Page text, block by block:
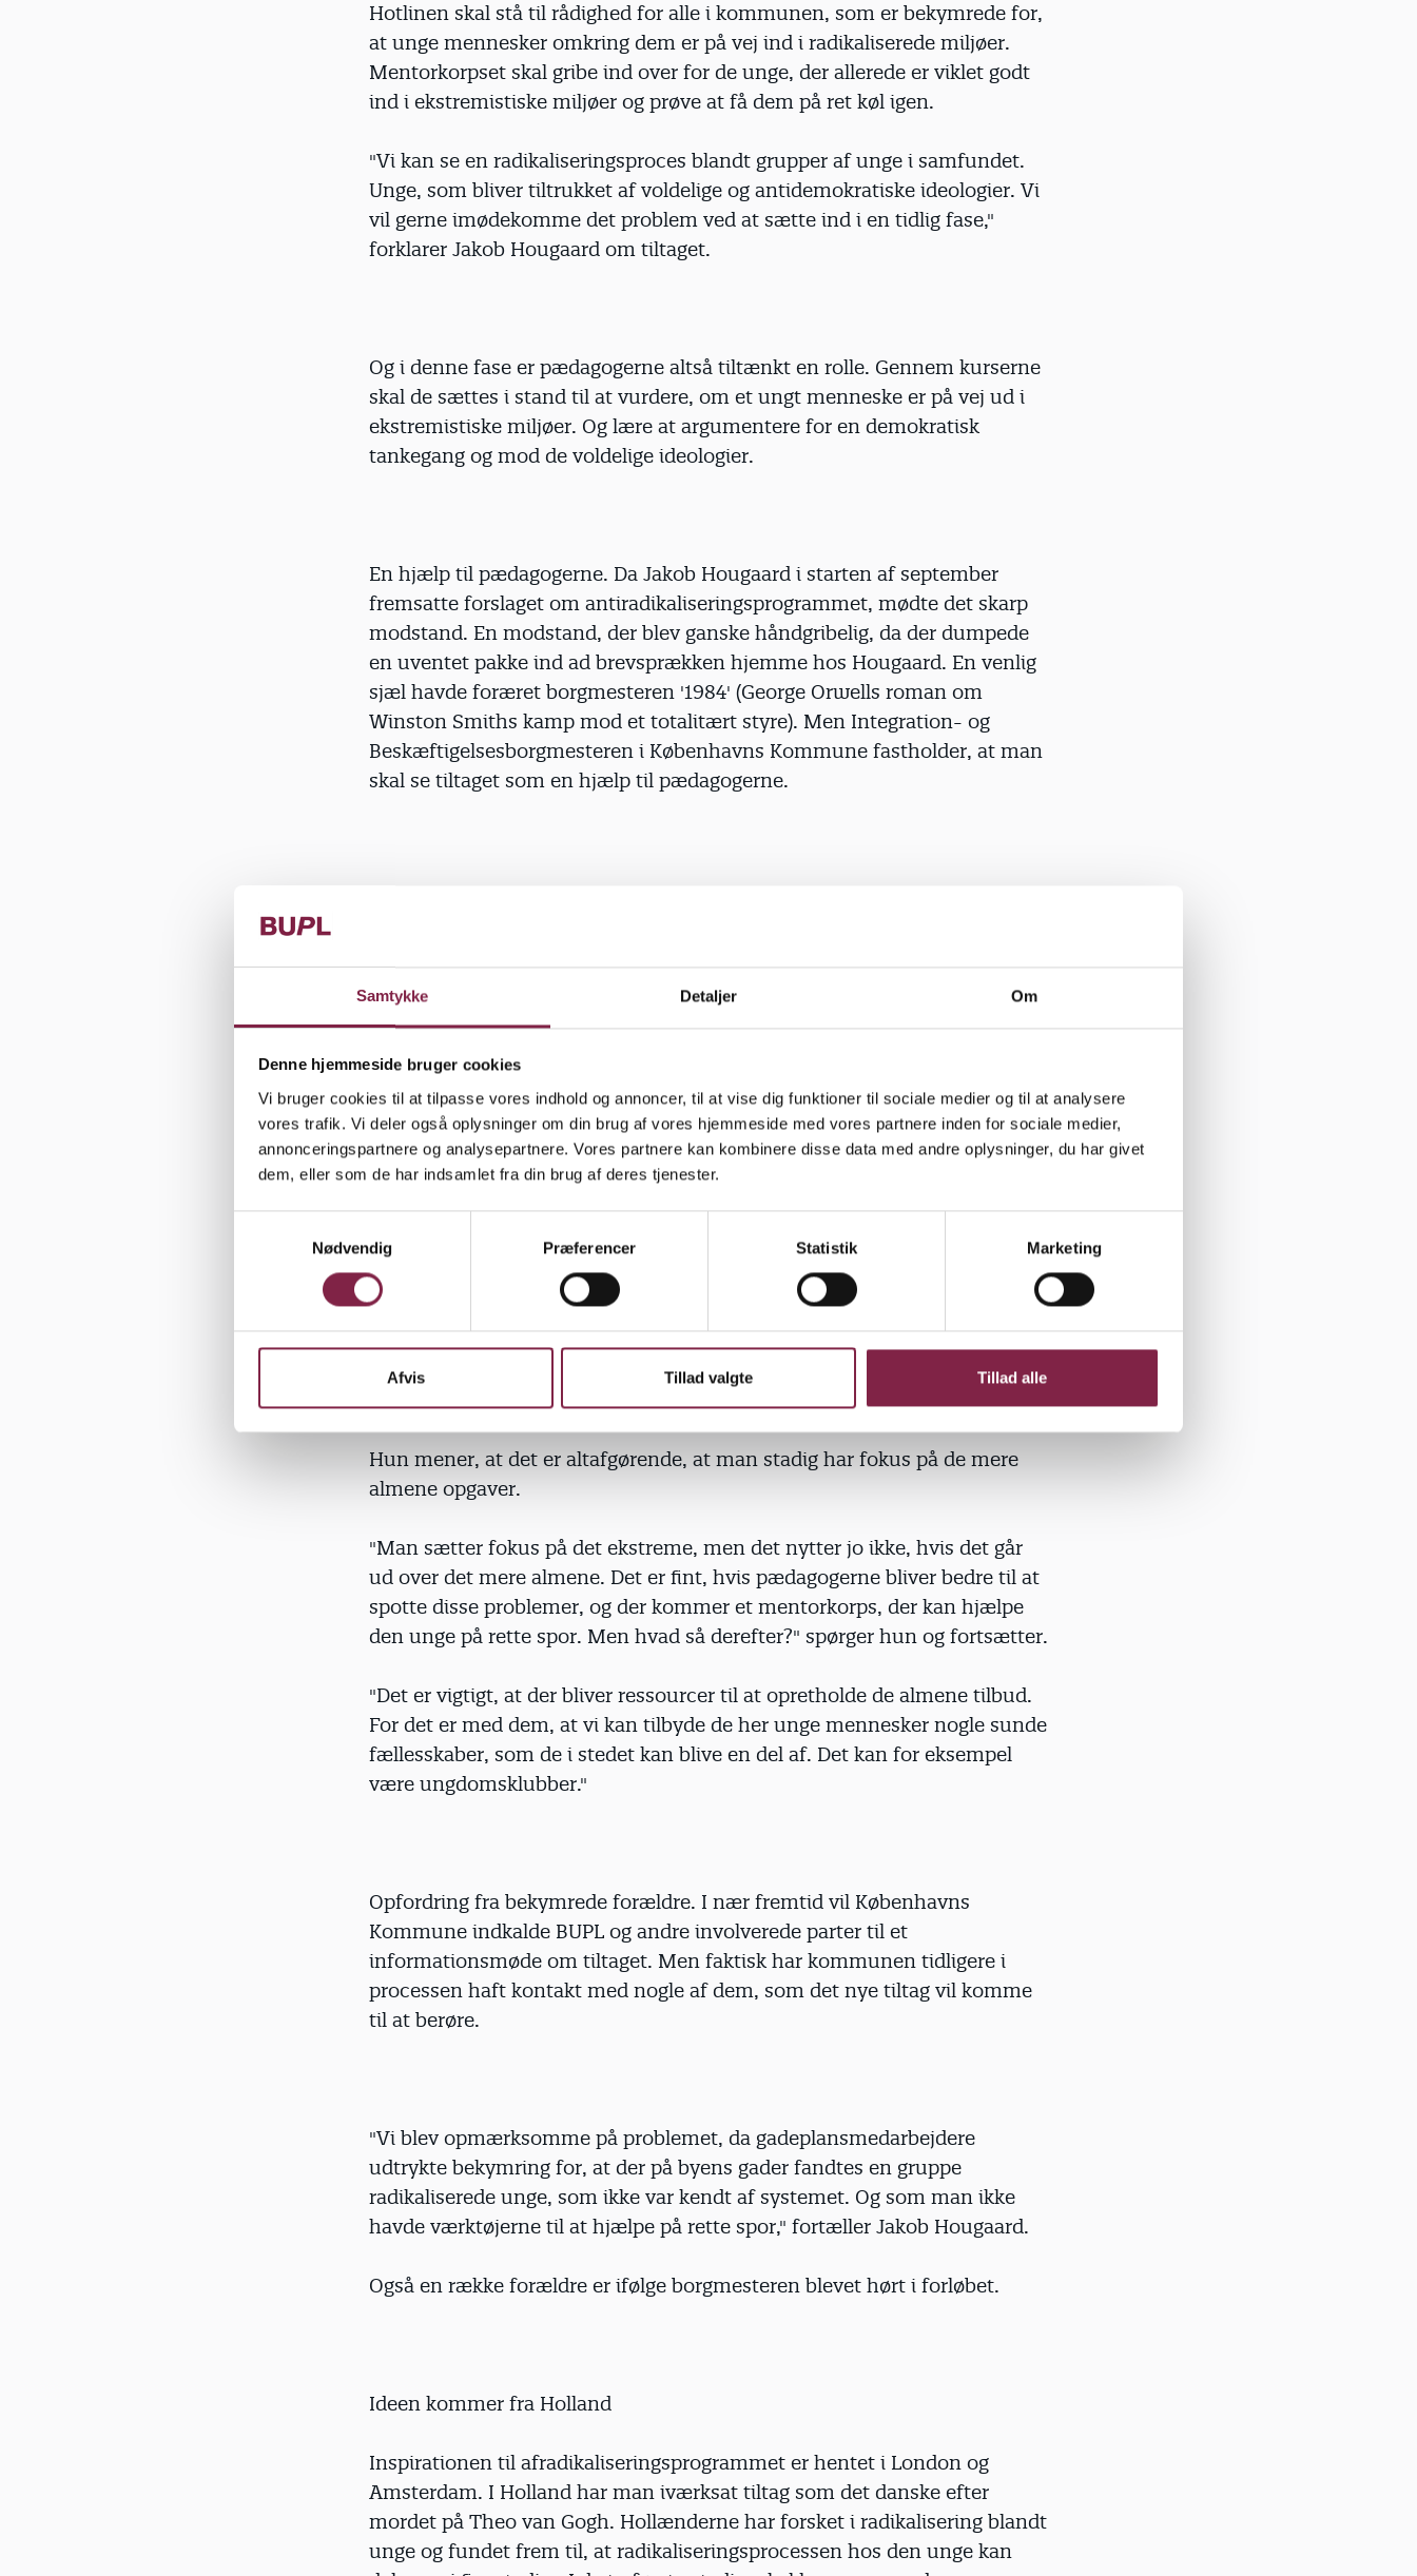
Samtykke Detaljer Om
Denne hjemmeside bruger cookies
Vi bruger cookies til at tilpasse vores indhold og annoncer, til at vise dig funktioner til sociale medier og til at analysere
vores trafik. Vi deler også oplysninger om din brug af vores hjemmeside med vores partnere inden for sociale medier,
annonceringspartnere og analysepartnere. Vores partnere kan kombinere disse data med andre oplysninger, du har givet
dem, eller som de har indsamlet fra din brug af deres tjenester.
v
Nødvendig Præferencer Statistik Marketing
Afvis Tillad valgte Tillad alle
Hotlinen skal stå til rådighed for alle i kommunen, som er bekymrede for,
at unge mennesker omkring dem er på vej ind i radikaliserede miljøer.
Mentorkorpset skal gribe ind over for de unge, der allerede er viklet godt
ind i ekstremistiske miljøer og prøve at få dem på ret køl igen.
"Vi kan se en radikaliseringsproces blandt grupper af unge i samfundet.
Unge, som bliver tiltrukket af voldelige og antidemokratiske ideologier. Vi
vil gerne imødekomme det problem ved at sætte ind i en tidlig fase,"
forklarer Jakob Hougaard om tiltaget.
Og i denne fase er pædagogerne altså tiltænkt en rolle. Gennem kurserne
skal de sættes i stand til at vurdere, om et ungt menneske er på vej ud i
ekstremistiske miljøer. Og lære at argumentere for en demokratisk
tankegang og mod de voldelige ideologier.
En hjælp til pædagogerne. Da Jakob Hougaard i starten af september
fremsatte forslaget om antiradikaliseringsprogrammet, mødte det skarp
modstand. En modstand, der blev ganske håndgribelig, da der dumpede
en uventet pakke ind ad brevsprækken hjemme hos Hougaard. En venlig
sjæl havde foræret borgmesteren '1984' (George Orwells roman om
Winston Smiths kamp mod et totalitært styre). Men Integration- og
Beskæftigelsesborgmesteren i Københavns Kommune fastholder, at man
skal se tiltaget som en hjælp til pædagogerne.
grundlag. Du kan jo sagtens anlægge langt skæg og begynde at gå med
Glem ikke det almene. BUPL stiller sig umiddelbart positiv over for
kurserne. Men BUPL frygter, at afradikaliseringsprogrammet som helhed
"Vi kan ikke være imod et kursus, der vil gøre pædagogerne klogere på
nogle fronter. Men vi kan være bange for, at man kommer til at fokusere
for meget på det ekstreme," siger Nina Hemmingsen, næstformand i
BUPL Hovedstaden.
Hun mener, at det er altafgørende, at man stadig har fokus på de mere
almene opgaver.
"Man sætter fokus på det ekstreme, men det nytter jo ikke, hvis det går
ud over det mere almene. Det er fint, hvis pædagogerne bliver bedre til at
spotte disse problemer, og der kommer et mentorkorps, der kan hjælpe
den unge på rette spor. Men hvad så derefter?" spørger hun og fortsætter.
"Det er vigtigt, at der bliver ressourcer til at opretholde de almene tilbud.
For det er med dem, at vi kan tilbyde de her unge mennesker nogle sunde
fællesskaber, som de i stedet kan blive en del af. Det kan for eksempel
være ungdomsklubber."
Opfordring fra bekymrede forældre. I nær fremtid vil Københavns
Kommune indkalde BUPL og andre involverede parter til et
informationsmøde om tiltaget. Men faktisk har kommunen tidligere i
processen haft kontakt med nogle af dem, som det nye tiltag vil komme
til at berøre.
"Vi blev opmærksomme på problemet, da gadeplansmedarbejdere
udtrykte bekymring for, at der på byens gader fandtes en gruppe
radikaliserede unge, som ikke var kendt af systemet. Og som man ikke
havde værktøjerne til at hjælpe på rette spor," fortæller Jakob Hougaard.
Også en række forældre er ifølge borgmesteren blevet hørt i forløbet.
Ideen kommer fra Holland
Inspirationen til afradikaliseringsprogrammet er hentet i London og
Amsterdam. I Holland har man iværksat tiltag som det danske efter
mordet på Theo van Gogh. Hollænderne har forsket i radikalisering blandt
unge og fundet frem til, at radikaliseringsprocessen hos den unge kan